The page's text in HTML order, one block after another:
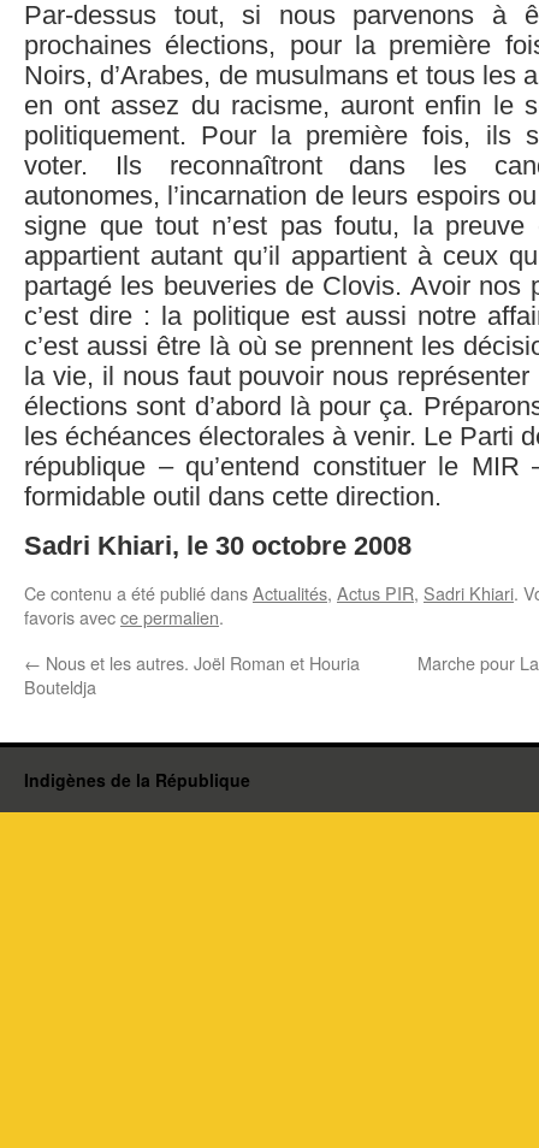
Par-dessus tout, si nous parvenons à
prochaines élections, pour la première
Noirs, d’Arabes, de musulmans et tous les
en ont assez du racisme, auront enfin le
politiquement. Pour la première fois, ils
voter. Ils reconnaîtront dans les
autonomes, l’incarnation de leurs espoirs
signe que tout n’est pas foutu, la
appartient autant qu’il appartient à ceux
partagé les beuveries de Clovis. Avoir nos
c’est dire : la politique est aussi notre
c’est aussi être là où se prennent les
la vie, il nous faut pouvoir nous
élections sont d’abord là pour ça.
les échéances électorales à venir. Le Parti
république – qu’entend constituer le MIR
formidable outil dans cette direction.
Sadri Khiari, le 30 octobre 2008
Ce contenu a été publié dansActualités, Actus PIR, Sadri Khiari.
favoris avecce permalien.
← Nous et les autres. Joël Roman et Houria
Bouteldja
Marche pour
Indigènes de la République